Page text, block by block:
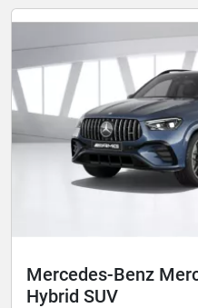
Mercedes-Benz
Hybrid SUV